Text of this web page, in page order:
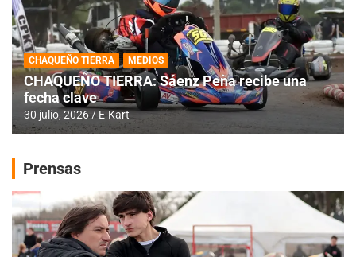
CHAQUEÑO TIERRA MEDIOS
CHAQUEÑO TIERRA: Sáenz Peña recibe una
fecha clave
30 julio, 2026 E-Kart
Prensas